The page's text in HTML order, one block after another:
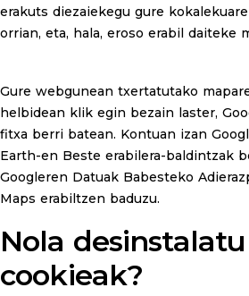
erakuts diezaiekegu gure
orrian, eta, hala, eroso erabil daiteke
Gure webgunean txertatutako
helbidean klik egin bezain laster,
fitxa berri batean. Kontuan izan
Earth-en Beste erabilera-baldintzak
Googleren Datuak Babesteko
Maps erabiltzen baduzu.
Nola
cookieak?